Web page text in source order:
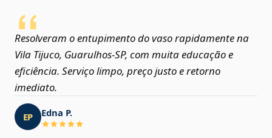
Resolveram o entupimento do vaso rapidamente na
Vila Tijuco, Guarulhos‑SP, com muita educação e
eficiência. Serviço limpo, preço justo e retorno
imediato.
EP Edna P.